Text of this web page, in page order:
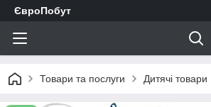
ЄвроПобут
Товари та послуги Дитячі товари